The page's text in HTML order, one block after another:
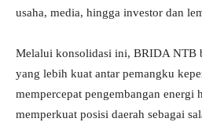
usaha, media, hingga investor dan
Melalui konsolidasi ini, BRIDA NTB
yang lebih kuat antar pemangku
mempercepat pengembangan energi
memperkuat posisi daerah sebagai